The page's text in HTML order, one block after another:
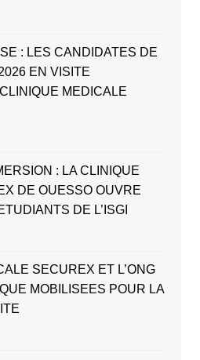
: LES CANDIDATES DE
EN VISITE
MEDICALE
: LA CLINIQUE
DE OUESSO OUVRE
DE L’ISGI
SECUREX ET L’ONG
MOBILISEES POUR LA